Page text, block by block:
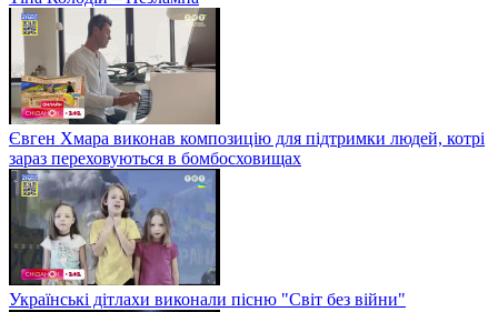
Євген Хмара виконав композицію для підтримки людей, котрі
зараз переховуються в бомбосховищах
Українські дітлахи виконали пісню "Світ без війни"